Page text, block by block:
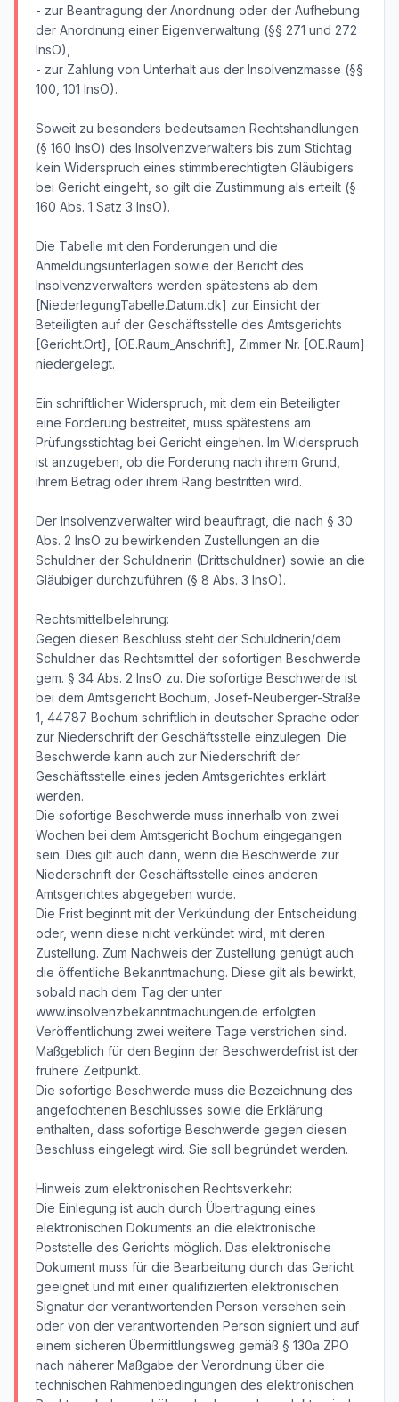
- zur Beantragung der Anordnung oder der Aufhebung
der Anordnung einer Eigenverwaltung (§§ 271 und 272
InsO),
- zur Zahlung von Unterhalt aus der Insolvenzmasse (§§
100, 101 InsO).
Soweit zu besonders bedeutsamen Rechtshandlungen
(§ 160 InsO) des Insolvenzverwalters bis zum Stichtag
kein Widerspruch eines stimmberechtigten Gläubigers
bei Gericht eingeht, so gilt die Zustimmung als erteilt (§
160 Abs. 1 Satz 3 InsO).
Die Tabelle mit den Forderungen und die
Anmeldungsunterlagen sowie der Bericht des
Insolvenzverwalters werden spätestens ab dem
[NiederlegungTabelle.Datum.dk] zur Einsicht der
Beteiligten auf der Geschäftsstelle des Amtsgerichts
[Gericht.Ort], [OE.Raum_Anschrift], Zimmer Nr. [OE.Raum]
niedergelegt.
Ein schriftlicher Widerspruch, mit dem ein Beteiligter
eine Forderung bestreitet, muss spätestens am
Prüfungsstichtag bei Gericht eingehen. Im Widerspruch
ist anzugeben, ob die Forderung nach ihrem Grund,
ihrem Betrag oder ihrem Rang bestritten wird.
Der Insolvenzverwalter wird beauftragt, die nach § 30
Abs. 2 InsO zu bewirkenden Zustellungen an die
Schuldner der Schuldnerin (Drittschuldner) sowie an die
Gläubiger durchzuführen (§ 8 Abs. 3 InsO).
Rechtsmittelbelehrung:
Gegen diesen Beschluss steht der Schuldnerin/dem
Schuldner das Rechtsmittel der sofortigen Beschwerde
gem. § 34 Abs. 2 InsO zu. Die sofortige Beschwerde ist
bei dem Amtsgericht Bochum, Josef-Neuberger-Straße
1, 44787 Bochum schriftlich in deutscher Sprache oder
zur Niederschrift der Geschäftsstelle einzulegen. Die
Beschwerde kann auch zur Niederschrift der
Geschäftsstelle eines jeden Amtsgerichtes erklärt
werden.
Die sofortige Beschwerde muss innerhalb von zwei
Wochen bei dem Amtsgericht Bochum eingegangen
sein. Dies gilt auch dann, wenn die Beschwerde zur
Niederschrift der Geschäftsstelle eines anderen
Amtsgerichtes abgegeben wurde.
Die Frist beginnt mit der Verkündung der Entscheidung
oder, wenn diese nicht verkündet wird, mit deren
Zustellung. Zum Nachweis der Zustellung genügt auch
die öffentliche Bekanntmachung. Diese gilt als bewirkt,
sobald nach dem Tag der unter
www.insolvenzbekanntmachungen.de erfolgten
Veröffentlichung zwei weitere Tage verstrichen sind.
Maßgeblich für den Beginn der Beschwerdefrist ist der
frühere Zeitpunkt.
Die sofortige Beschwerde muss die Bezeichnung des
angefochtenen Beschlusses sowie die Erklärung
enthalten, dass sofortige Beschwerde gegen diesen
Beschluss eingelegt wird. Sie soll begründet werden.
Hinweis zum elektronischen Rechtsverkehr:
Die Einlegung ist auch durch Übertragung eines
elektronischen Dokuments an die elektronische
Poststelle des Gerichts möglich. Das elektronische
Dokument muss für die Bearbeitung durch das Gericht
geeignet und mit einer qualifizierten elektronischen
Signatur der verantwortenden Person versehen sein
oder von der verantwortenden Person signiert und auf
einem sicheren Übermittlungsweg gemäß § 130a ZPO
nach näherer Maßgabe der Verordnung über die
technischen Rahmenbedingungen des elektronischen